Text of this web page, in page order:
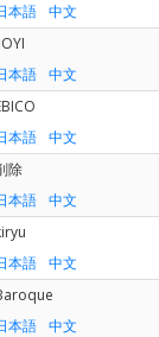
本語
中文
本語
中文
本語
中文
除
本語
中文
本語
中文
本語
中文